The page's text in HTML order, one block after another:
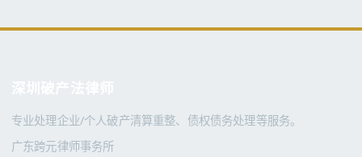
专业处理企业/个人破产清算重整、债权债务处理等服务。
广东跨元律师事务所